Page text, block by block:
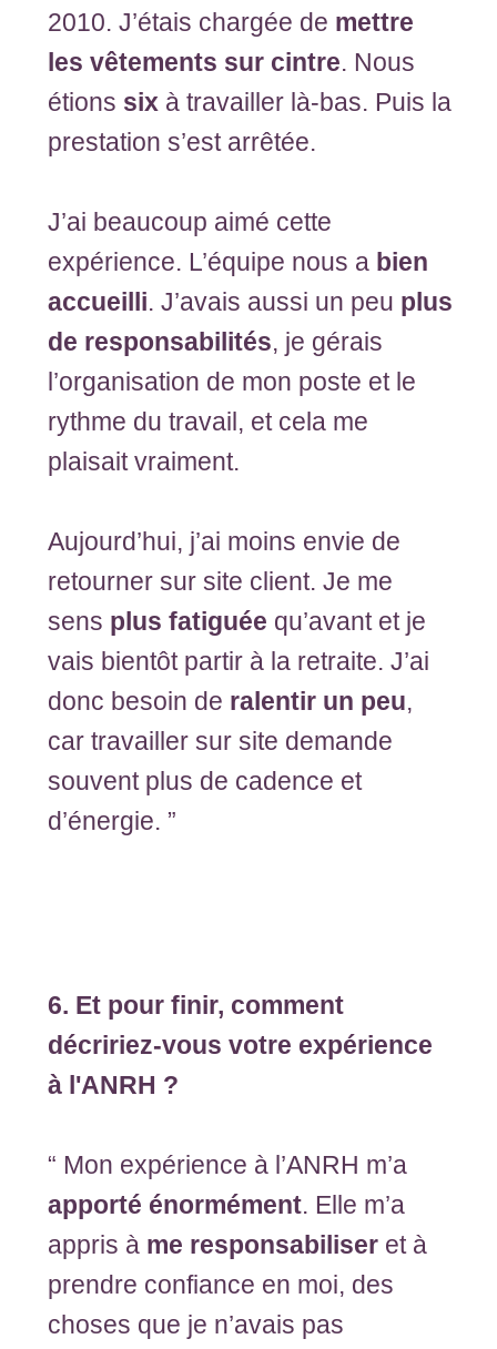
2010. J’étais chargée de mettre
les vêtements sur cintre. Nous
étions six à travailler là-bas. Puis la
prestation s’est arrêtée.
J’ai beaucoup aimé cette
expérience. L’équipe nous a bien
accueilli. J’avais aussi un peu plus
de responsabilités, je gérais
l’organisation de mon poste et le
rythme du travail, et cela me
plaisait vraiment.
Aujourd’hui, j’ai moins envie de
retourner sur site client. Je me
sens plus fatiguée qu’avant et je
vais bientôt partir à la retraite. J’ai
donc besoin de ralentir un peu,
car travailler sur site demande
souvent plus de cadence et
d’énergie. ”
6. Et pour finir, comment
décririez-vous votre expérience
à l'ANRH ?
“ Mon expérience à l’ANRH m’a
apporté énormément. Elle m’a
appris à me responsabiliser et à
prendre confiance en moi, des
choses que je n’avais pas